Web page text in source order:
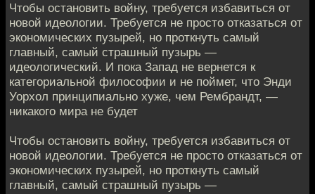
Чтобы остановить войну, требуется избавиться от
новой идеологии. Требуется не просто отказаться от
экономических пузырей, но проткнуть самый
главный, самый страшный пузырь —
идеологический. И пока Запад не вернется к
категориальной философии и не поймет, что Энди
Уорхол принципиально хуже, чем Рембрандт, —
никакого мира не будет
Чтобы остановить войну, требуется избавиться от
новой идеологии. Требуется не просто отказаться от
экономических пузырей, но проткнуть самый
главный, самый страшный пузырь —